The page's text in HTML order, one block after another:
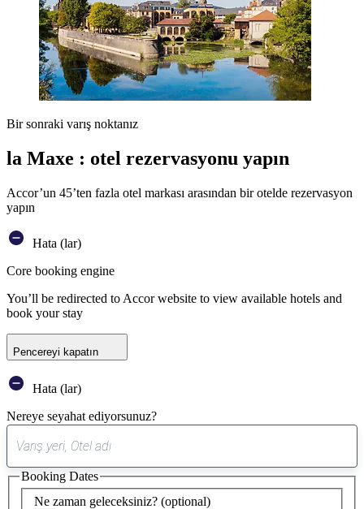
Bir sonraki varış noktanız
la Maxe : otel rezervasyonu yapın
Accor’un 45’ten fazla otel markası arasından bir otelde rezervasyon
yapın
Hata (lar)
Core booking engine
You’ll be redirected to Accor website to view available hotels and
book your stay
Pencereyi kapatın
Hata (lar)
Nereye seyahat ediyorsunuz?
öneri
bulundu
Ne zaman geleceksiniz? (optional)
Booking Dates